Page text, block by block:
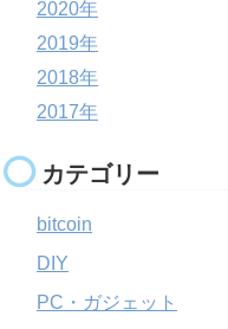
2020年
2019年
2018年
2017年
カテゴリー
bitcoin
DIY
PC・ガジェット